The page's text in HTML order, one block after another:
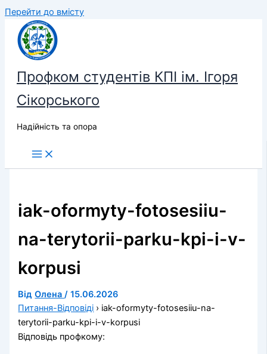
Перейти до вмісту
Профком студентів КПІ ім. Ігоря
Сікорського
Надійність та опора
iak-oformyty-fotosesiiu-
na-terytorii-parku-kpi-i-v-
korpusi
ВідОлена/15.06.2026
Питання-Відповіді › iak-oformyty-fotosesiiu-na-
terytorii-parku-kpi-i-v-korpusi
Відповідь профкому: